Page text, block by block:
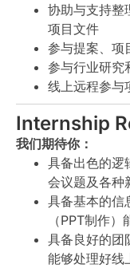
协助与支持整
项目文件
参与提案、项
参与行业研究
线上远程参与
Internship
我们期待你：
具备出色的逻
会议题及各种
具备基本的信
（PPT制作）
具备良好的团
能够处理好线